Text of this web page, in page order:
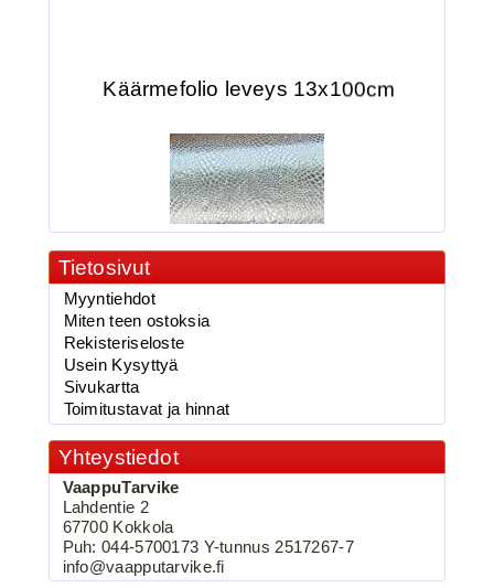
Käärmefolio leveys 13x100cm
vaappufolio,Käärme...
BKK 6062-1X Black Nickel
Kolmihaarakoukku N.2
Tietosivut
Myyntiehdot
Miten teen ostoksia
Rekisteriseloste
Usein Kysyttyä
Sivukartta
Toimitustavat ja hinnat
Yhteystiedot
VaappuTarvike
Lahdentie 2
67700 Kokkola
Puh: 044-5700173 Y-tunnus 2517267-7
info@vaapputarvike.fi